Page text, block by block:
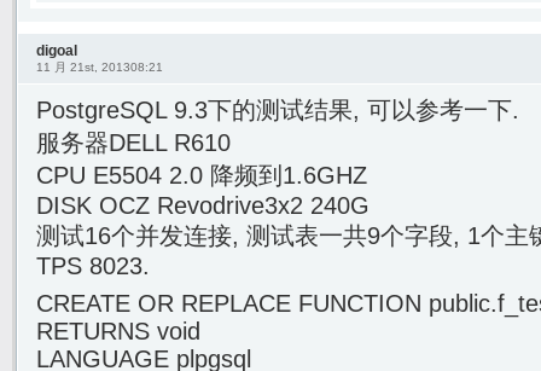
digoal
11 月 21st, 201308:21
PostgreSQL 9.3下的测试结果, 可以参考一下.
服务器DELL R610
CPU E5504 2.0 降频到1.6GHZ
DISK OCZ Revodrive3x2 240G
测试16个并发连接, 测试表一共9个字段, 1个主
TPS 8023.
CREATE OR REPLACE FUNCTION
RETURNS void
LANGUAGE plpgsql